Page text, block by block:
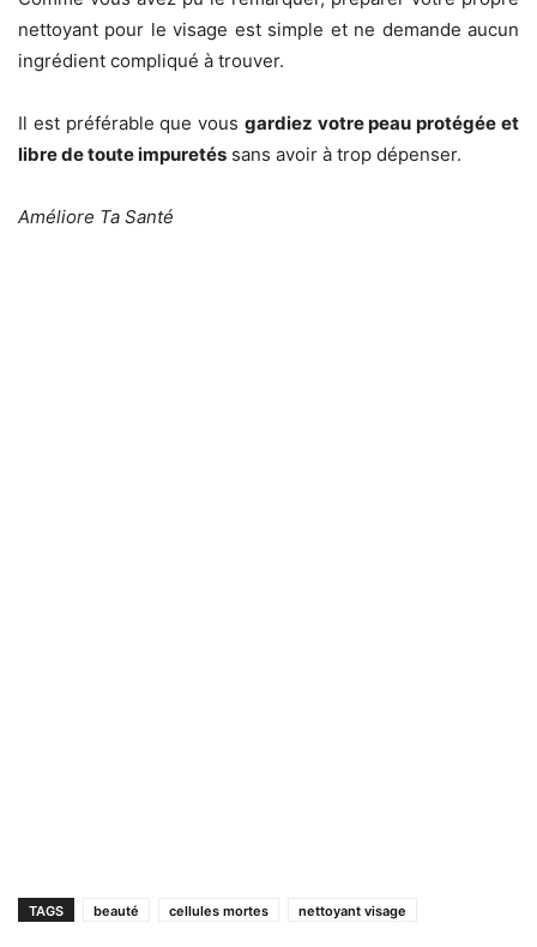
nettoyant pour le visage est simple et ne demande aucun
ingrédient compliqué à trouver.
Il est préférable que vous gardiez votre peau protégée et
libre de toute impuretés sans avoir à trop dépenser.
Améliore Ta Santé
TAGS beauté cellules mortes nettoyant visage